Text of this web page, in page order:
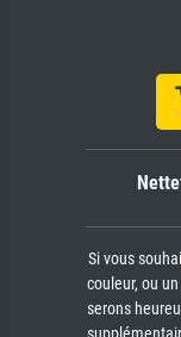
Si vous
couleur, ou
serons